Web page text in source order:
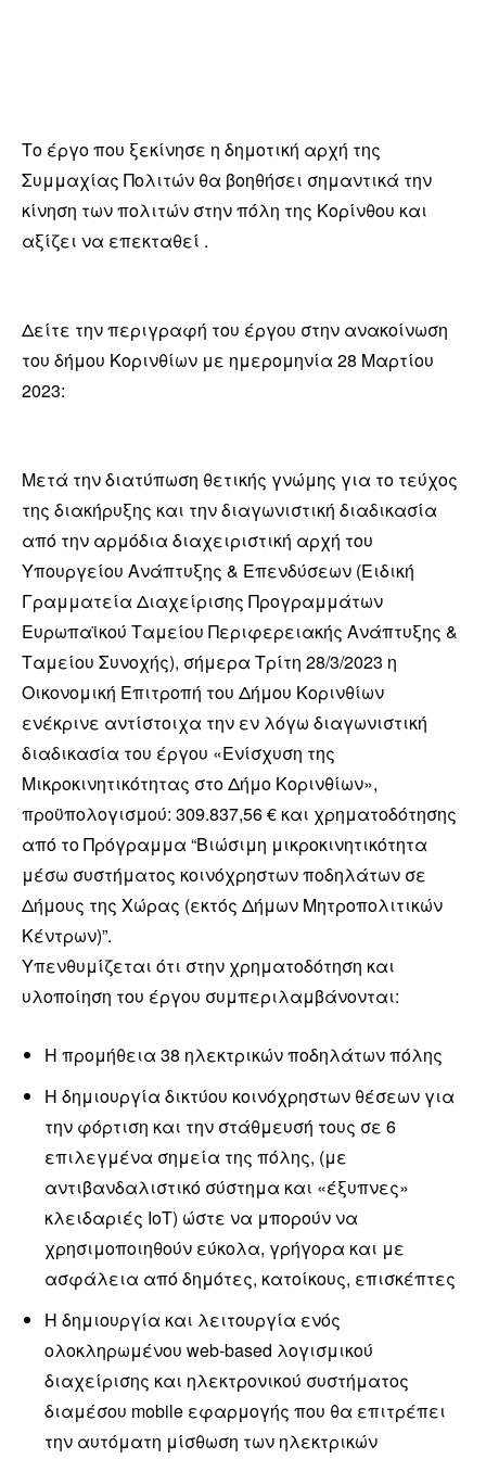
Το έργο που ξεκίνησε η δημοτική αρχή της
Συμμαχίας Πολιτών θα βοηθήσει σημαντικά την
κίνηση των πολιτών στην πόλη της Κορίνθου και
αξίζει να επεκταθεί .
Δείτε την περιγραφή του έργου στην ανακοίνωση
του δήμου Κορινθίων με ημερομηνία 28 Μαρτίου
2023:
Μετά την διατύπωση θετικής γνώμης για το τεύχος
της διακήρυξης και την διαγωνιστική διαδικασία
από την αρμόδια διαχειριστική αρχή του
Υπουργείου Ανάπτυξης & Επενδύσεων (Ειδική
Γραμματεία Διαχείρισης Προγραμμάτων
Ευρωπαϊκού Ταμείου Περιφερειακής Ανάπτυξης &
Ταμείου Συνοχής), σήμερα Τρίτη 28/3/2023 η
Οικονομική Επιτροπή του Δήμου Κορινθίων
ενέκρινε αντίστοιχα την εν λόγω διαγωνιστική
διαδικασία του έργου «Ενίσχυση της
Μικροκινητικότητας στο Δήμο Κορινθίων»,
προϋπολογισμού: 309.837,56 € και χρηματοδότησης
από το Πρόγραμμα “Βιώσιμη μικροκινητικότητα
μέσω συστήματος κοινόχρηστων ποδηλάτων σε
Δήμους της Χώρας (εκτός Δήμων Μητροπολιτικών
Κέντρων)”.
Υπενθυμίζεται ότι στην χρηματοδότηση και
υλοποίηση του έργου συμπεριλαμβάνονται:
Η προμήθεια 38 ηλεκτρικών ποδηλάτων πόλης
Η δημιουργία δικτύου κοινόχρηστων θέσεων για
την φόρτιση και την στάθμευσή τους σε 6
επιλεγμένα σημεία της πόλης, (με
αντιβανδαλιστικό σύστημα και «έξυπνες»
κλειδαριές ΙοΤ) ώστε να μπορούν να
χρησιμοποιηθούν εύκολα, γρήγορα και με
ασφάλεια από δημότες, κατοίκους, επισκέπτες
Η δημιουργία και λειτουργία ενός
ολοκληρωμένου web-based λογισμικού
διαχείρισης και ηλεκτρονικού συστήματος
διαμέσου mοbile εφαρμογής που θα επιτρέπει
την αυτόματη μίσθωση των ηλεκτρικών